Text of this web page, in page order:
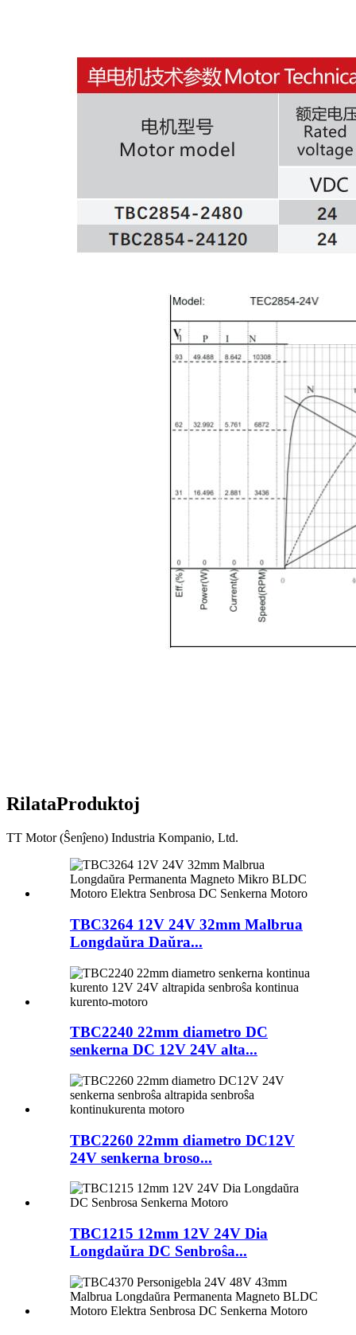
RilataProduktoj
TT Motor (Ŝenĵeno) Industria Kompanio, Ltd.
TBC3264 12V 24V 32mm Malbrua
Longdaŭra Daŭra...
TBC2240 22mm diametro DC
senkerna DC 12V 24V alta...
TBC2260 22mm diametro DC12V
24V senkerna broso...
TBC1215 12mm 12V 24V Dia
Longdaŭra DC Senbroŝa...